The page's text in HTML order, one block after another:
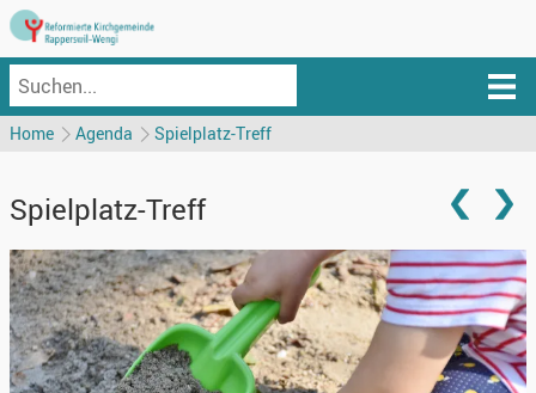
Home Agenda Spielplatz-Treff
Spielplatz-Treff